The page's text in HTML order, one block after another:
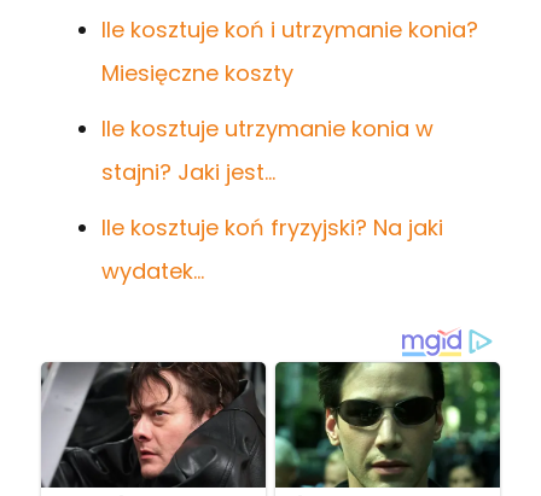
Ile kosztuje koń i utrzymanie konia?
Miesięczne koszty
Ile kosztuje utrzymanie konia w
stajni? Jaki jest…
Ile kosztuje koń fryzyjski? Na jaki
wydatek…